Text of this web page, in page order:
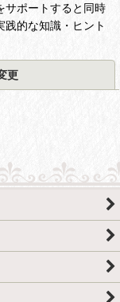
サポートすると同時
的な知識・ヒント
更